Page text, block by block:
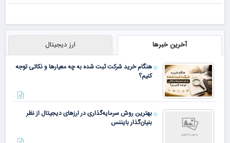
همین الان ببینآخرین خبرها ارز دیجیتال
هنگام خرید شرکت ثبت شده به چه معیارها و نکاتی توجه
کنیم؟
بهترین روش سرمایه‌گذاری در ارزهای دیجیتال از نظر
بنیان‌گذار بایننس